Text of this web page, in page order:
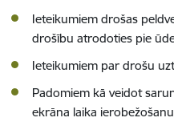
Ieteikumiem drošas
drošību atrodoties pie
Ieteikumiem par drošu
Padomiem kā veidot
ekrāna laika